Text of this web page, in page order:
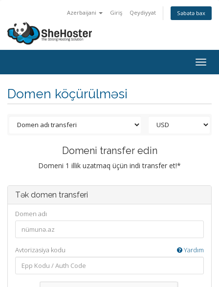
Azerbaijani Giriş Qeydiyyat Səbətə bax
Domen köçürülməsi
Domeni transfer edin
Domeni 1 illik uzatmaq üçün indi transfer et!*
Tək domen transferi
Domen adı
Avtorizasiya kodu Yardım